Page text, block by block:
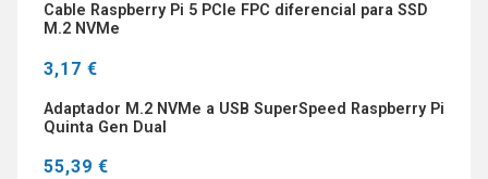
Cable Raspberry Pi 5 PCIe FPC diferencial para SSD
M.2 NVMe
3,17 €
Adaptador M.2 NVMe a USB SuperSpeed Raspberry Pi
Quinta Gen Dual
55,39 €